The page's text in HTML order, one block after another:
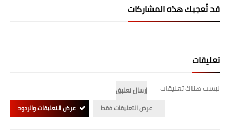
قد تُعجبك هذه المشاركات
تعليقات
ليست هناك تعليقات
إرسال تعليق
عرض التعليقات فقط
عرض التعليقات والردود